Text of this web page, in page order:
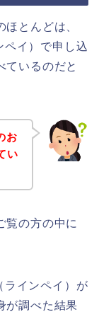
とんどは、
イ）で申し込
ているのだと
お
い
覧の方の中に
ラインペイ）が
が調べた結果